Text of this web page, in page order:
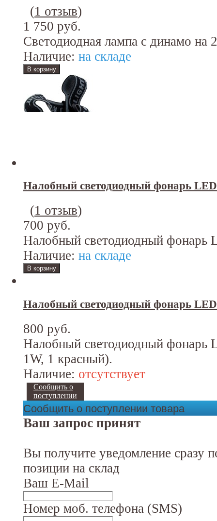
(1 отзыв)
1 750 руб.
Светодиодная лампа с динамо на
Наличие: на складе
Налобный светодиодный фонарь LED
(1 отзыв)
700 руб.
Налобный светодиодный фонарь
Наличие: на складе
Налобный светодиодный фонарь LED
800 руб.
Налобный светодиодный фонарь
1W, 1 красный).
Наличие: отсутствует
Сообщить о
поступлении
Сообщить о поступлении товара
Ваш запрос принят
Вы получите уведомление сразу
позиции на склад
Ваш E-Mail
Номер моб. телефона (SMS)